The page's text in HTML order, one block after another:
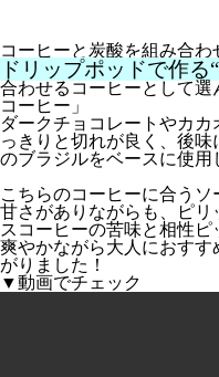
コーヒーと炭酸を組み合
ドリップポッドで作
合わせるコーヒーとして
コーヒー」
ダークチョコレートやカ
っきりと切れが良く、後
のブラジルをベースに使用
こちらのコーヒーに合う
甘さがありながらも、ピリ
スコーヒーの苦味と相性
爽やかながら大人におす
がりました！
▼動画でチェック